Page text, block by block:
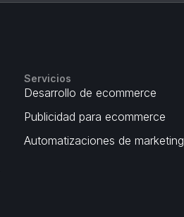
Servicios
Desarrollo de ecommerce
Publicidad para ecommerce
Automatizaciones de marketing